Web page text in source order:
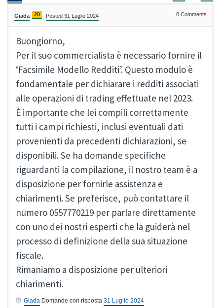
Giada 20 Posted 31 Luglio 2024 0 Comments
Buongiorno,
Per il suo commercialista è necessario fornire il
‘Facsimile Modello Redditi’. Questo modulo è
fondamentale per dichiarare i redditi associati
alle operazioni di trading effettuate nel 2023.
È importante che lei compili correttamente
tutti i campi richiesti, inclusi eventuali dati
provenienti da precedenti dichiarazioni, se
disponibili. Se ha domande specifiche
riguardanti la compilazione, il nostro team è a
disposizione per fornirle assistenza e
chiarimenti. Se preferisce, può contattare il
numero 0557770219 per parlare direttamente
con uno dei nostri esperti che la guiderà nel
processo di definizione della sua situazione
fiscale.
Rimaniamo a disposizione per ulteriori
chiarimenti.
Giada Domande con risposta 31 Luglio 2024